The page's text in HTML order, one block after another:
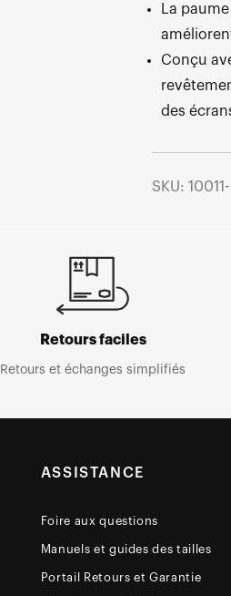
La
Conçu
des
SKU:
Retours faciles
Retours et échanges simplifiés
ASSISTANCE
Foire aux questions
Manuels et guides des tailles
Portail Retours et Garantie